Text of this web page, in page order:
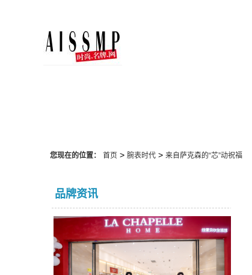
您现在的位置： 首页> 腕表时代> 来自萨克森的“芯”动祝福
品牌资讯